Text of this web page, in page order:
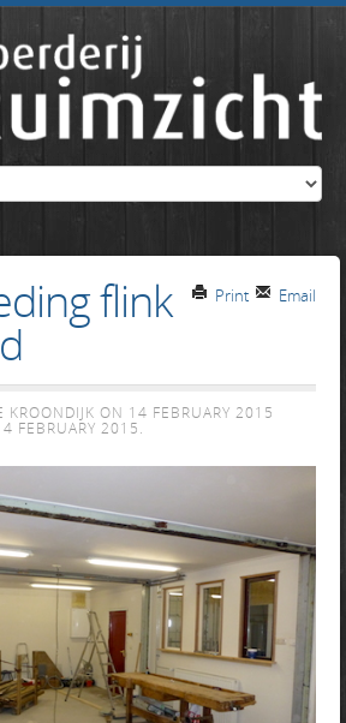
Email
Print
flink
KROONDIJK ON 14 FEBRUARY 2015
FEBRUARY 2015.